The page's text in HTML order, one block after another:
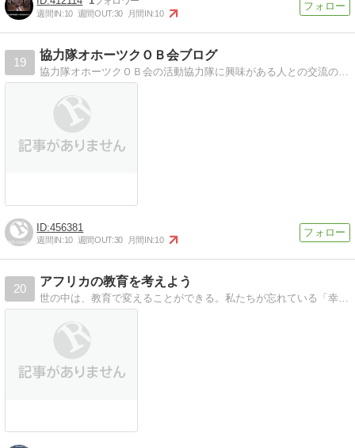
週間IN:10 週間OUT:30 月間IN:10
19
協力隊オホーツクＯＢ会ブログ
協力隊オホーツクＯＢ会の活動協力隊に興味がある人との交流の場のブログです
456381
週間IN:10 週間OUT:30 月間IN:10
20
アフリカの教育を考えよう
世の中は、教育で変えることができる。私たちが忘れている「幸せ」が、アフリカにはありました。